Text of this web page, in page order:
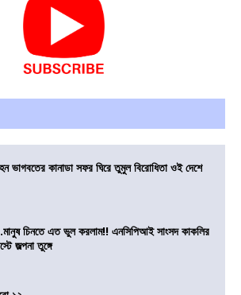
ভাগবতের কানাডা সফর ঘিরে তুমুল বিরোধিতা ওই দেশে
চিনতে এত ভুল করলাম!! এনসিপিআই সাংসদ কাকলির
জল্পনা তুঙ্গে